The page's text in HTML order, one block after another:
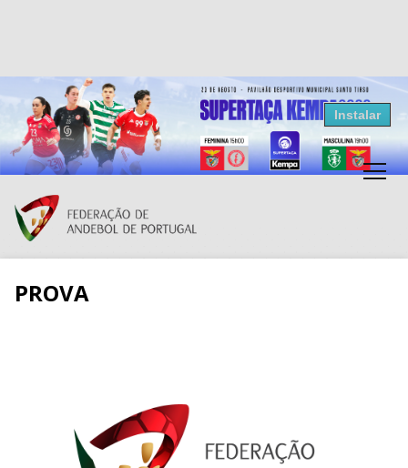
Resultados Andebol
Federação de Andebol de Portugal
Grátis - Disponivel na Play Store
Instalar
PROVA